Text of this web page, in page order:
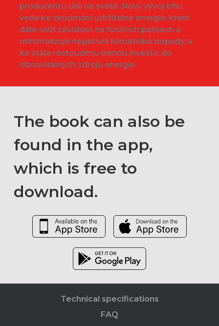
producentů uhlí na světě. Nový vývoj trhu
vede ke zkoumání udržitelné energie, která
dále sníží závislost na fosilních palivech a
minimalizuje negativní klimatické dopady, a
ke stále rostoucímu trendu investic do
obnovitelných zdrojů energie.
The book can also be
found in the app,
which is free to
download.
Technical specifications
FAQ